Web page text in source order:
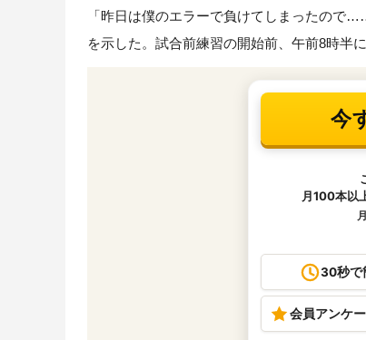
「昨日は僕のエラーで負けてしまったので
を示した。試合前練習の開始前、午前8時半